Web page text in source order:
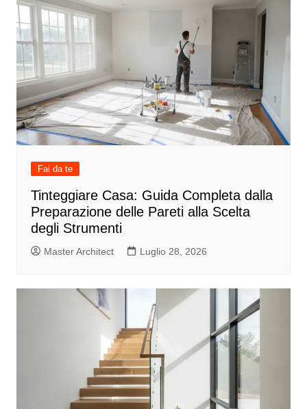
Fai da te
Tinteggiare Casa: Guida Completa dalla
Preparazione delle Pareti alla Scelta
degli Strumenti
Master Architect Luglio 28, 2026